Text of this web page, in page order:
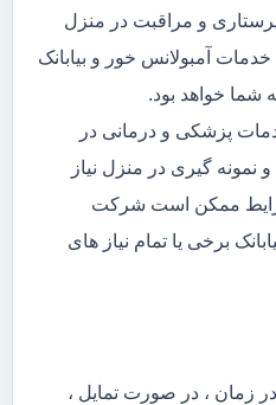
و مراقبت در منزل
آمبولانس خور و بیابانک
شما خواهد بود.
پزشکی و درمانی در
نمونه گیری در منزل نیاز
ممکن است شرکت
برخی یا تمام نیاز های
زمان ، در صورت تمایل ،